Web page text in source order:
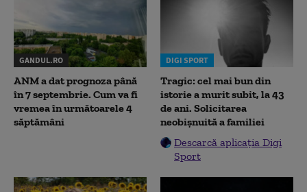
GANDUL.RO
ANM a dat prognoza până
în 7 septembrie. Cum va fi
vremea în următoarele 4
săptămâni
DIGI SPORT
Tragic: cel mai bun din
istorie a murit subit, la 43
de ani. Solicitarea
neobișnuită a familiei
Descarcă aplicația Digi
Sport